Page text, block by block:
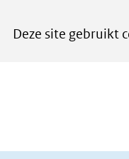
Deze site gebruikt